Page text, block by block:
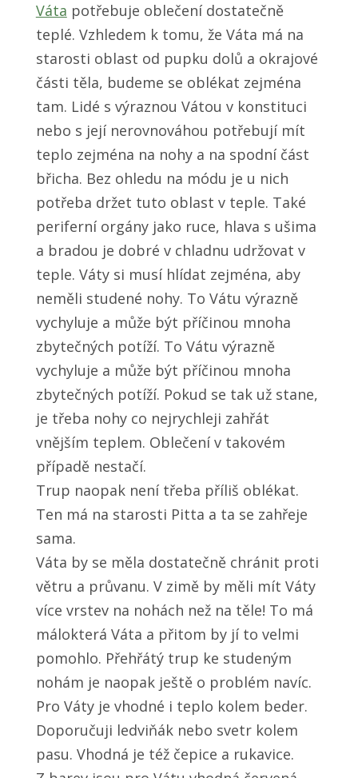
Váta potřebuje oblečení dostatečně
teplé. Vzhledem k tomu, že Váta má na
starosti oblast od pupku dolů a okrajové
části těla, budeme se oblékat zejména
tam. Lidé s výraznou Vátou v konstituci
nebo s její nerovnováhou potřebují mít
teplo zejména na nohy a na spodní část
břicha. Bez ohledu na módu je u nich
potřeba držet tuto oblast v teple. Také
periferní orgány jako ruce, hlava s ušima
a bradou je dobré v chladnu udržovat v
teple. Váty si musí hlídat zejména, aby
neměli studené nohy. To Vátu výrazně
vychyluje a může být příčinou mnoha
zbytečných potíží. To Vátu výrazně
vychyluje a může být příčinou mnoha
zbytečných potíží. Pokud se tak už stane,
je třeba nohy co nejrychleji zahřát
vnějším teplem. Oblečení v takovém
případě nestačí.
Trup naopak není třeba příliš oblékat.
Ten má na starosti Pitta a ta se zahřeje
sama.
Váta by se měla dostatečně chránit proti
větru a průvanu. V zimě by měli mít Váty
více vrstev na nohách než na těle! To má
málokterá Váta a přitom by jí to velmi
pomohlo. Přehřátý trup ke studeným
nohám je naopak ještě o problém navíc.
Pro Váty je vhodné i teplo kolem beder.
Doporučuji ledviňák nebo svetr kolem
pasu. Vhodná je též čepice a rukavice.